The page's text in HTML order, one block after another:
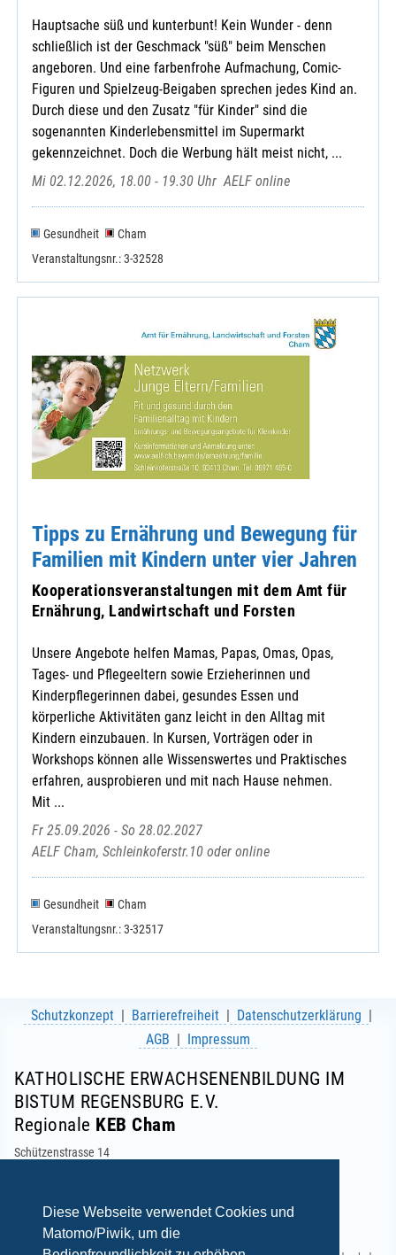
Diese Webseite verwendet Cookies und
Matomo/Piwik, um die
Hauptsache süß und kunterbunt! Kein Wunder - denn
schließlich ist der Geschmack "süß" beim Menschen
angeboren. Und eine farbenfrohe Aufmachung, Comic-
Figuren und Spielzeug-Beigaben sprechen jedes Kind an.
Durch diese und den Zusatz "für Kinder" sind die
sogenannten Kinderlebensmittel im Supermarkt
gekennzeichnet. Doch die Werbung hält meist nicht, ...
Mi 02.12.2026, 18.00 - 19.30 Uhr AELF online
Gesundheit
Cham
Veranstaltungsnr.: 3-32528
Tipps zu Ernährung und Bewegung für
Familien mit Kindern unter vier Jahren
Kooperationsveranstaltungen mit dem Amt für
Ernährung, Landwirtschaft und Forsten
Unsere Angebote helfen Mamas, Papas, Omas, Opas,
Tages- und Pflegeeltern sowie Erzieherinnen und
Kinderpflegerinnen dabei, gesundes Essen und
körperliche Aktivitäten ganz leicht in den Alltag mit
Kindern einzubauen. In Kursen, Vorträgen oder in
Workshops können alle Wissenswertes und Praktisches
erfahren, ausprobieren und mit nach Hause nehmen.
Mit ...
Fr 25.09.2026 - So 28.02.2027
AELF Cham, Schleinkoferstr.10 oder online
Gesundheit
Cham
Veranstaltungsnr.: 3-32517
Schutzkonzept Barrierefreiheit
Datenschutzerklärung
AGB
Impressum
KATHOLISCHE ERWACHSENENBILDUNG IM
BISTUM REGENSBURG E.V.
Regionale KEB Cham
Schützenstrasse 14
E-Mail:info(at)keb-cham.de